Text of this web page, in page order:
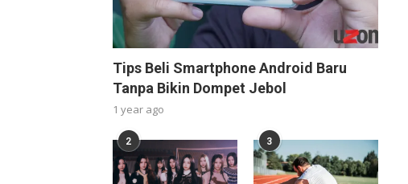
Tips Beli Smartphone Android Baru
Tanpa Bikin Dompet Jebol
1 year ago
2 3